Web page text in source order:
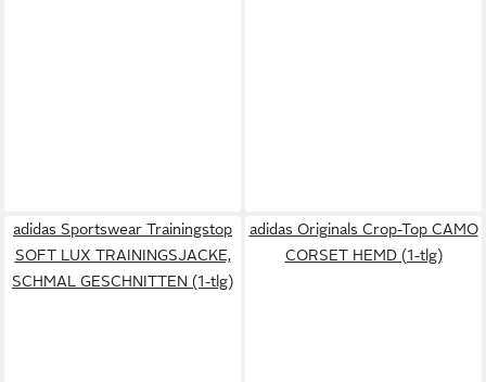
adidas Sportswear Trainingstop
SOFT LUX TRAININGSJACKE,
SCHMAL GESCHNITTEN (1-tlg)
adidas Originals Crop-Top CAMO
CORSET HEMD (1-tlg)